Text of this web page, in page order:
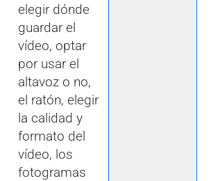
elegir dónde
guardar el
vídeo, optar
por usar el
altavoz o no,
el ratón, elegir
la calidad y
formato del
vídeo, los
fotogramas